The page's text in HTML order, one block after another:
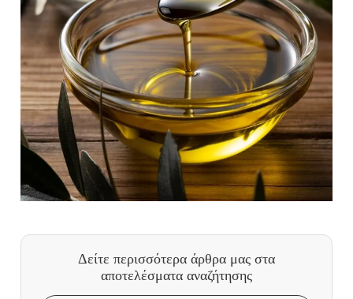
Δείτε περισσότερα άρθρα μας στα
αποτελέσματα αναζήτησης